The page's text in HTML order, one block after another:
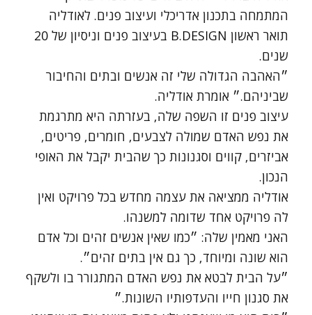
המתמחה בתכנון אדריכלי ועיצוב פנים. לאודליה
תואר ראשון B.DESIGN בעיצוב פנים וניסיון של 20
שנים.
״האהבה הגדולה שלי זה אנשים ובתים והחיבור
שביניהם.״ אומרת אודליה.
עיצוב פנים זו השפה שלה, בעזרתה היא מתרגמת
את נפש האדם שמולה לצבעים, חומרים, פריטים,
אביזרים, קווים וסגנונות כך שהבית יקבל את האופי
הנכון.
אודליה ממציאה את עצמה מחדש בכל פרויקט ואין
לה פרויקט אחד שדומה למשנהו.
האני מאמין שלה: ״כמו שאין אנשים זהים וכל אדם
הוא שונה ומיוחד, כך גם אין בתים זהים״.
״על הבית לבטא את נפש האדם המתגורר בו ולשקף
את סגנון חייו והעדפותיו השונות.״